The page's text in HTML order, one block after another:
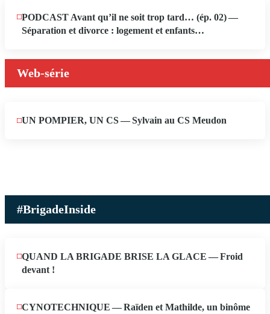
MAI
13
PODCAST Avant qu’il ne soit trop tard… (ép. 02) —
Séparation et divorce : logement et enfants…
Web-série
MAI
UN POMPIER, UN CS — Sylvain au CS Meudon
#BrigadeInside
QUAND LA BRIGADE BRISE LA GLACE — Froid
devant !
CYNOTECHNIQUE — Raïden et Mathilde, un binôme